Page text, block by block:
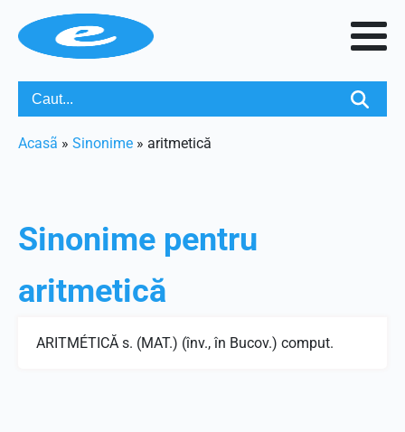
Acasã » Sinonime » aritmetică
Sinonime pentru
aritmetică
ARITMÉTICĂ s. (MAT.) (înv., în Bucov.) comput.